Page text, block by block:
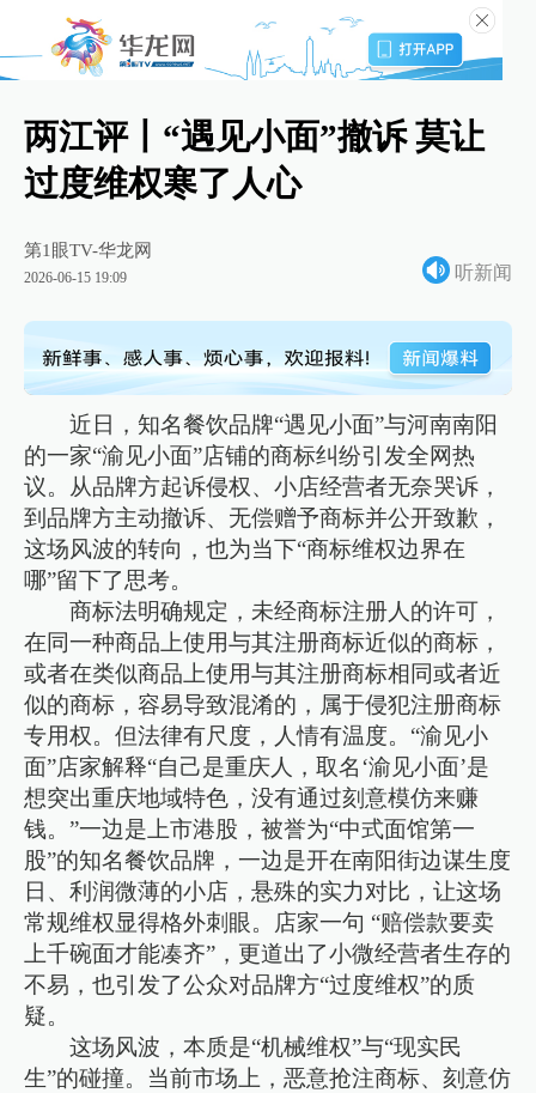
两江评丨“遇见小面”撤诉 莫让
过度维权寒了人心
第1眼TV-华龙网
2026-06-15 19:09 听新闻
近日，知名餐饮品牌“遇见小面”与河南南阳
的一家“渝见小面”店铺的商标纠纷引发全网热
议。从品牌方起诉侵权、小店经营者无奈哭诉，
到品牌方主动撤诉、无偿赠予商标并公开致歉，
这场风波的转向，也为当下“商标维权边界在
哪”留下了思考。
商标法明确规定，未经商标注册人的许可，
在同一种商品上使用与其注册商标近似的商标，
或者在类似商品上使用与其注册商标相同或者近
似的商标，容易导致混淆的，属于侵犯注册商标
专用权。但法律有尺度，人情有温度。“渝见小
面”店家解释“自己是重庆人，取名‘渝见小面’是
想突出重庆地域特色，没有通过刻意模仿来赚
钱。”一边是上市港股，被誉为“中式面馆第一
股”的知名餐饮品牌，一边是开在南阳街边谋生度
日、利润微薄的小店，悬殊的实力对比，让这场
常规维权显得格外刺眼。店家一句 “赔偿款要卖
上千碗面才能凑齐”，更道出了小微经营者生存的
不易，也引发了公众对品牌方“过度维权”的质
疑。
这场风波，本质是“机械维权”与“现实民
生”的碰撞。当前市场上，恶意抢注商标、刻意仿